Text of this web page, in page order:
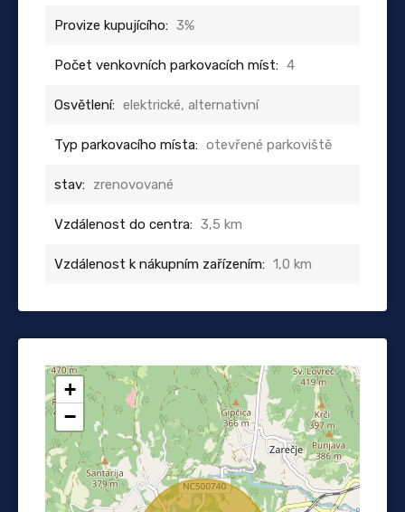
Provize kupujícího: 3%
Počet venkovních parkovacích míst: 4
Osvětlení: elektrické, alternativní
Typ parkovacího místa: otevřené parkoviště
stav: zrenovované
Vzdálenost do centra: 3,5 km
Vzdálenost k nákupním zařízením: 1,0 km
+
−